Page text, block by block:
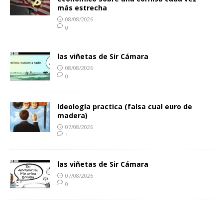
más estrecha
08/08/2026
0
las viñetas de Sir Cámara
08/08/2026
0
Ideología practica (falsa cual euro de
madera)
07/08/2026
1
las viñetas de Sir Cámara
07/08/2026
0